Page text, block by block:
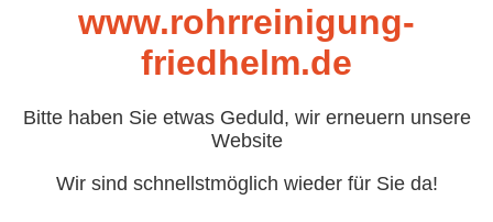
www.rohrreinigung-
friedhelm.de
Bitte haben Sie etwas Geduld, wir erneuern unsere
Website
Wir sind schnellstmöglich wieder für Sie da!